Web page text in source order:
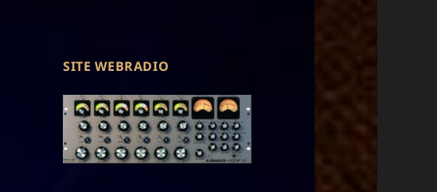
SITE WEBRADIO